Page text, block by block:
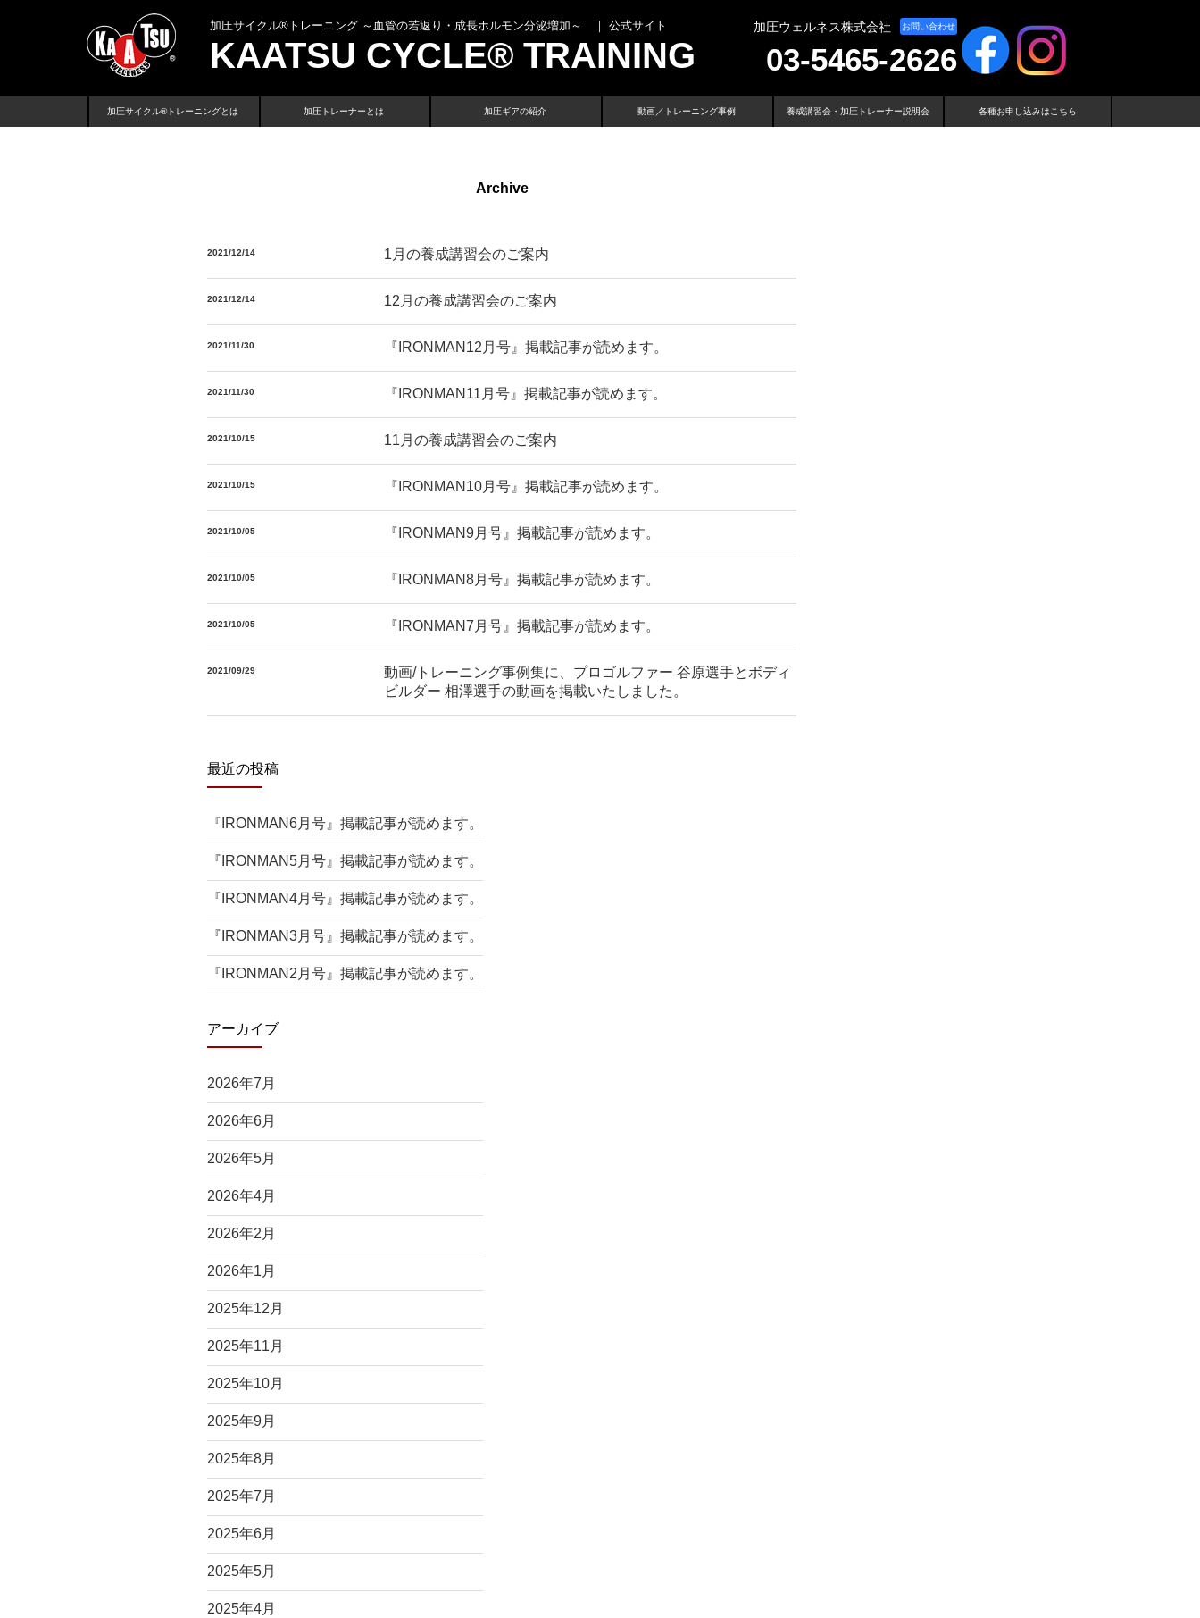
加圧サイクル®トレーニング ～血管の若返り・成長ホルモン分泌増加～ ｜ 公式サイト
KAATSU CYCLE® TRAINING
加圧ウェルネス株式会社 お問い合わせ
03-5465-2626
加圧サイクル®トレーニングとは 加圧トレーナーとは 加圧ギアの紹介 動画／トレーニング事例 養成講習会・加圧トレーナー説明会 各種お申し込みはこちら
Archive
2021/12/14 1月の養成講習会のご案内
2021/12/14 12月の養成講習会のご案内
2021/11/30 『IRONMAN12月号』掲載記事が読めます。
2021/11/30 『IRONMAN11月号』掲載記事が読めます。
2021/10/15 11月の養成講習会のご案内
2021/10/15 『IRONMAN10月号』掲載記事が読めます。
2021/10/05 『IRONMAN9月号』掲載記事が読めます。
2021/10/05 『IRONMAN8月号』掲載記事が読めます。
2021/10/05 『IRONMAN7月号』掲載記事が読めます。
2021/09/29
動画/トレーニング事例集に、プロゴルファー 谷原選手とボディ
ビルダー 相澤選手の動画を掲載いたしました。
最近の投稿
『IRONMAN6月号』掲載記事が読めます。
『IRONMAN5月号』掲載記事が読めます。
『IRONMAN4月号』掲載記事が読めます。
『IRONMAN3月号』掲載記事が読めます。
『IRONMAN2月号』掲載記事が読めます。
アーカイブ
2026年7月
2026年6月
2026年5月
2026年4月
2026年2月
2026年1月
2025年12月
2025年11月
2025年10月
2025年9月
2025年8月
2025年7月
2025年6月
2025年5月
2025年4月